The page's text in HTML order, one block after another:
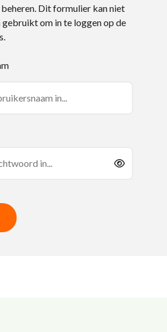
Dit formulier kan niet
om in te loggen op de